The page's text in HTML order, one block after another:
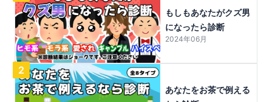
もしもあなたがクズ男
になったら診断
2024年06月
2
あなたをお茶で例える